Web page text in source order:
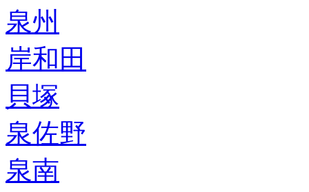
泉州
岸和田
貝塚
泉佐野
泉南